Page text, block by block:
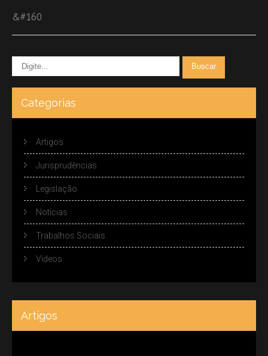
&#160
Categorias
Artigos
Jurisprudências
Legislação
Notícias
Trabalhos Sociais
Vídeos
Artigos